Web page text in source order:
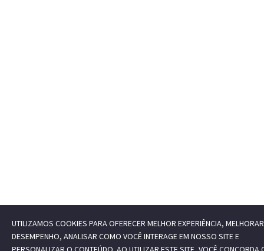
UTILIZAMOS COOKIES PARA OFERECER MELHOR EXPERIÊNCIA,
DESEMPENHO, ANALISAR COMO VOCÊ INTERAGE EM NOSSO SITE E